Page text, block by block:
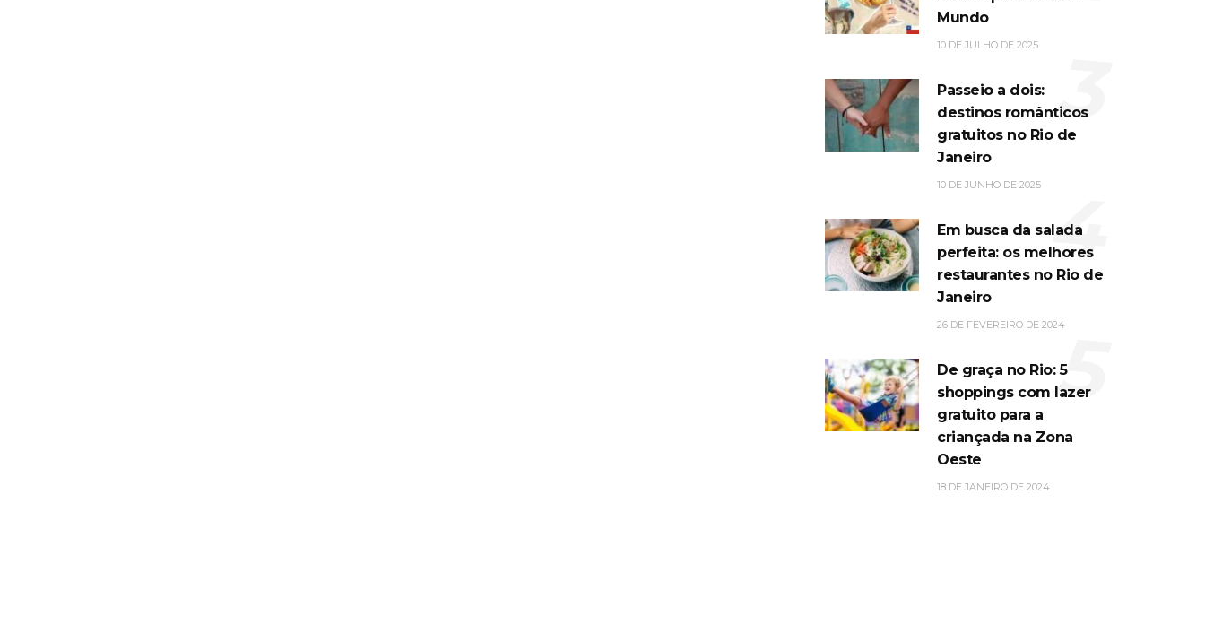
Mundo
10 DE JULHO DE 2025
Passeio a dois:
destinos românticos
gratuitos no Rio de
Janeiro
10 DE JUNHO DE 2025
3
Em busca da salada
perfeita: os melhores
restaurantes no Rio de
Janeiro
26 DE FEVEREIRO DE 2024
4
De graça no Rio: 5
shoppings com lazer
gratuito para a
criançada na Zona
Oeste
18 DE JANEIRO DE 2024
5